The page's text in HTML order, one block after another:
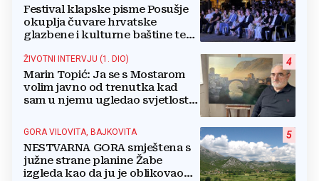
Festival klapske pisme Posušje
okuplja čuvare hrvatske
glazbene i kulturne baštine te
4
ŽIVOTNI INTERVJU (1. DIO)
Marin Topić: Ja se s Mostarom
volim javno od trenutka kad
sam u njemu ugledao svjetlost
lovim na platnu
5
GORA VILOVITA, BAJKOVITA
NESTVARNA GORA smještena s
južne strane planine Žabe
izgleda kao da ju je oblikovao